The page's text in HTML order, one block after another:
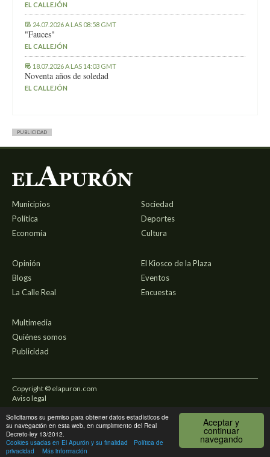
Aceptar y
continuar
navegando
Solicitamos su permiso para obtener datos estadísticos de
su navegación en esta web, en cumplimiento del Real
Decreto-ley 13/2012.
Cookies usadas en El Apurón y su finalidad
Política de
privacidad
Más información
EL CALLEJÓN
24.07.2026 A LAS 08:58 GMT
"Fauces"
EL CALLEJÓN
18.07.2026 A LAS 14:03 GMT
Noventa años de soledad
EL CALLEJÓN
PUBLICIDAD
Municipios
Política
Economía
Sociedad
Deportes
Cultura
Opinión
Blogs
La Calle Real
El Kiosco de la Plaza
Eventos
Encuestas
Multimedia
Quiénes somos
Publicidad
Copyright © elapuron.com
Aviso legal
Política de privacidad
Uso de cookies